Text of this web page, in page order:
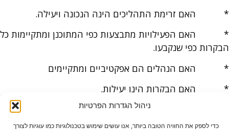
ניהול הגדרות הפרטיות
כדי לספק את החוויה הטובה ביותר, אנו עושים שימוש בטכנולוגיות כמו עוגיות לצורך
* האם זרימת התהליכים הינה הנכונה ויעילה.
* האם הפעילויות מתבצעות כפי המתוכנן ומתקיימות כל
הבקרות כפי שנקבעו.
* האם הנהלים הם אפקטיביים ומתקיימים
* האם הבקרות הינן יעילות.
* האם הארגון מבצע את פעילותו בחסכון ובהתאם
לאמצעים שעומדים לרשותו.